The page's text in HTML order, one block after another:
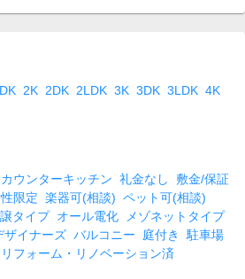
2K 2DK 2LDK 3K 3DK 3LDK 4K
カウンターキッチン 礼金なし
敷金/保証
限定 楽器可(相談) ペット可(相談)
タイプ オール電化
メゾネットタイプ
ザイナーズ バルコニー 庭付き
駐車場
リフォーム・リノベーション済